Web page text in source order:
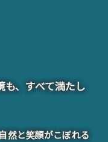
も、すべて満たし
然と笑顔がこぼれる